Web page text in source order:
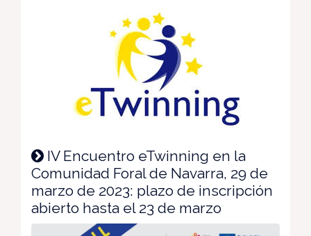
IV Encuentro eTwinning en la
Comunidad Foral de Navarra, 29 de
marzo de 2023: plazo de inscripción
abierto hasta el 23 de marzo